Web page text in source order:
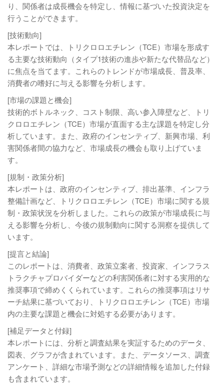
り、関係者は成長機会を特定し、情報に基づいた投資決定を
行うことができます。
[技術動向]
本レポートでは、トリクロロエチレン（TCE）市場を形成す
る主要な技術動向（タイプ1技術の進歩や新たな代替品など）
に焦点を当てます。これらのトレンドが市場成長、普及率、
消費者の嗜好に与える影響を分析します。
[市場の課題と機会]
技術的ボトルネック、コスト制限、高い参入障壁など、トリ
クロロエチレン（TCE）市場が直面する主な課題を特定し分
析しています。また、政府のインセンティブ、新興市場、利
害関係者間の協力など、市場成長の機会も取り上げていま
す。
[規制・政策分析]
本レポートは、政府のインセンティブ、排出基準、インフラ
整備計画など、トリクロロエチレン（TCE）市場に関する規
制・政策状況を分析しました。これらの政策が市場成長に与
える影響を分析し、今後の規制動向に関する洞察を提供して
います。
[提言と結論]
このレポートは、消費者、政策立案者、投資家、インフラス
トラクチャプロバイダーなどの利害関係者に対する実用的な
推奨事項で締めくくられています。これらの推奨事項はリサ
ーチ結果に基づいており、トリクロロエチレン（TCE）市場
内の主要な課題と機会に対処する必要があります。
[補足データと付録]
本レポートには、分析と調査結果を実証するためのデータ、
図表、グラフが含まれています。また、データソース、調査
アンケート、詳細な市場予測などの詳細情報を追加した付録
も含まれています。